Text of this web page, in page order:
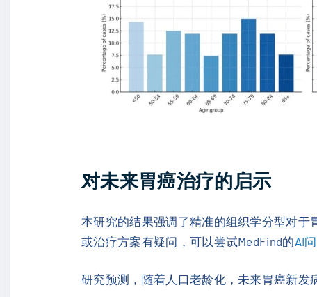
对未来胃癌治疗的启示
本研究的结果强调了精准的组织学分型对
或治疗方案有疑问，可以尝试MedFind的AI
研究预测，随着人口老龄化，未来胃癌新发